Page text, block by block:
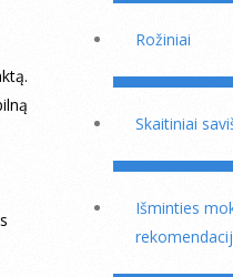
Rožiniai
Skaitiniai
Išminties